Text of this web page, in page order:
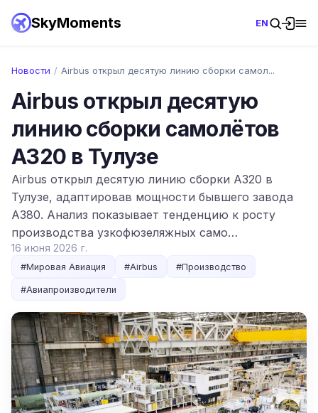
SkyMoments EN
Новости / Airbus открыл десятую линию сборки самол...
Airbus открыл десятую
линию сборки самолётов
A320 в Тулузе
Airbus открыл десятую линию сборки A320 в
Тулузе, адаптировав мощности бывшего завода
A380. Анализ показывает тенденцию к росту
производства узкофюзеляжных само…
16 июня 2026 г.
#Мировая Авиация #Airbus #Производство
#Авиапроизводители